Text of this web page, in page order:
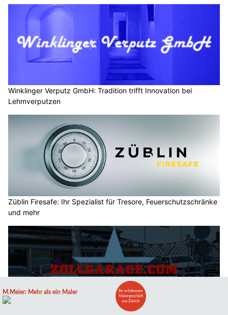
Winklinger Verputz GmbH: Tradition trifft Innovation bei
Lehmverputzen
Züblin Firesafe: Ihr Spezialist für Tresore, Feuerschutzschränke
und mehr
Zollgarage Neuhausen GmbH bei Schaffhausen: Ihr Service für